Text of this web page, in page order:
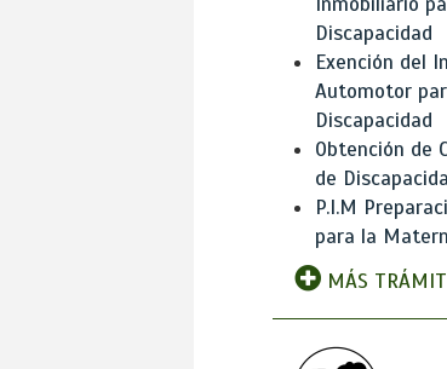
Discapacidad
Exención del
Automotor
Discapacidad
Obtención de
de
P.I.M
para la
MÁS